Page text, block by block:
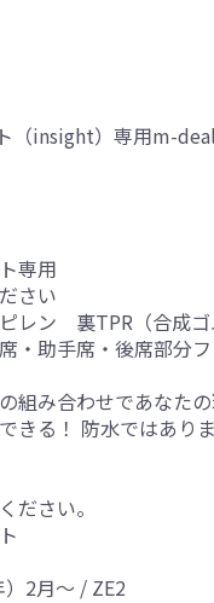
（insight）専用m-
専用
さい
レン 裏TPR（合成ゴ
・助手席・後席部分
組み合わせであなた
きる！ 防水ではあり
ださい。
2月～ / ZE2